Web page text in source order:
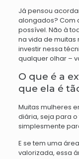
Já pensou
alongados? Com
possível. Não à
na vida de muitas
investir nessa
qualquer olhar –
O que é a
que ela é
Muitas mulheres
diária, seja para
simplesmente
E se tem uma
valorizada, essa